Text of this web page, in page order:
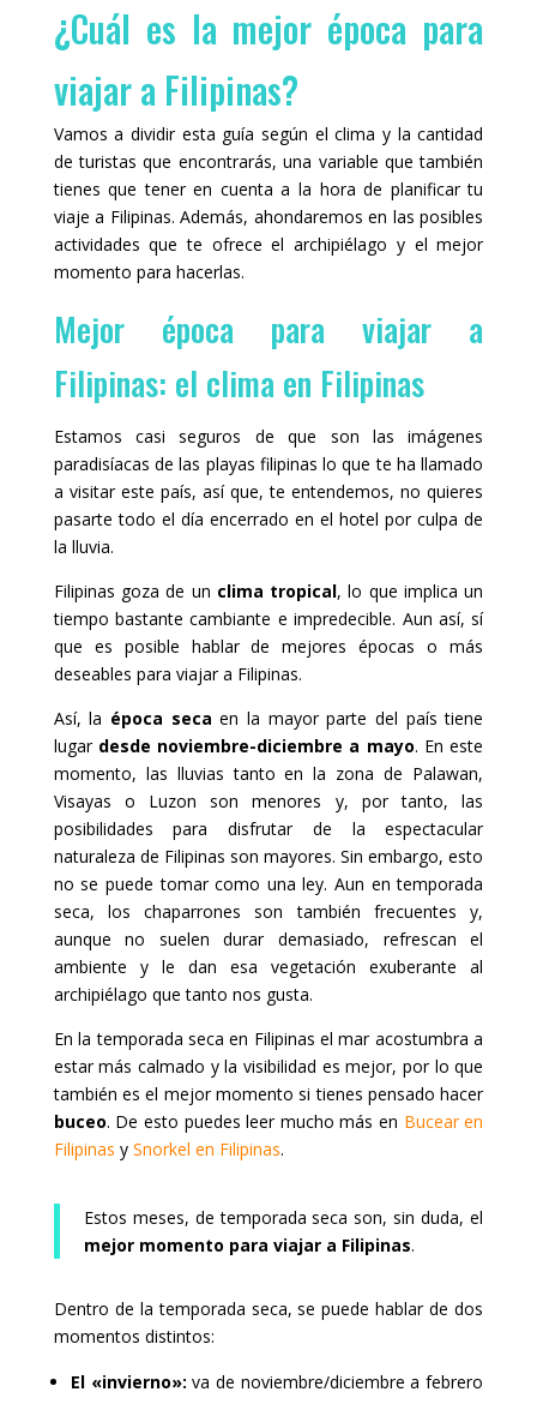
¿Cuál es la mejor época para
viajar a Filipinas?
Vamos a dividir esta guía según el clima y la cantidad
de turistas que encontrarás, una variable que también
tienes que tener en cuenta a la hora de planificar tu
viaje a Filipinas. Además, ahondaremos en las posibles
actividades que te ofrece el archipiélago y el mejor
momento para hacerlas.
Mejor época para viajar a
Filipinas: el clima en Filipinas
Estamos casi seguros de que son las imágenes
paradisíacas de las playas filipinas lo que te ha llamado
a visitar este país, así que, te entendemos, no quieres
pasarte todo el día encerrado en el hotel por culpa de
la lluvia.
Filipinas goza de un clima tropical, lo que implica un
tiempo bastante cambiante e impredecible. Aun así, sí
que es posible hablar de mejores épocas o más
deseables para viajar a Filipinas.
Así, la época seca en la mayor parte del país tiene
lugar desde noviembre-diciembre a mayo. En este
momento, las lluvias tanto en la zona de Palawan,
Visayas o Luzon son menores y, por tanto, las
posibilidades para disfrutar de la espectacular
naturaleza de Filipinas son mayores. Sin embargo, esto
no se puede tomar como una ley. Aun en temporada
seca, los chaparrones son también frecuentes y,
aunque no suelen durar demasiado, refrescan el
ambiente y le dan esa vegetación exuberante al
archipiélago que tanto nos gusta.
En la temporada seca en Filipinas el mar acostumbra a
estar más calmado y la visibilidad es mejor, por lo que
también es el mejor momento si tienes pensado hacer
buceo. De esto puedes leer mucho más en Bucear en
Filipinas y Snorkel en Filipinas.
Estos meses, de temporada seca son, sin duda, el
mejor momento para viajar a Filipinas.
Dentro de la temporada seca, se puede hablar de dos
momentos distintos:
El «invierno»: va de noviembre/diciembre a febrero